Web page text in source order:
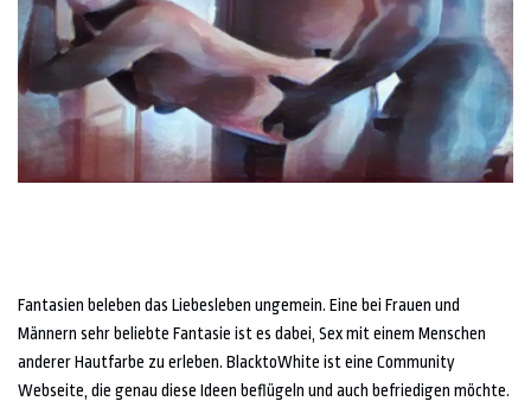
Fantasien beleben das Liebesleben ungemein. Eine bei Frauen und
Männern sehr beliebte Fantasie ist es dabei, Sex mit einem Menschen
anderer Hautfarbe zu erleben. BlacktoWhite ist eine Community
Webseite, die genau diese Ideen beflügeln und auch befriedigen möchte.